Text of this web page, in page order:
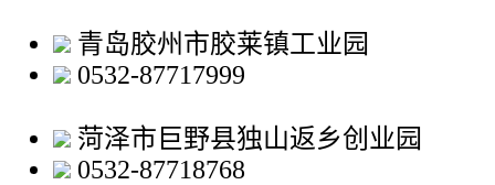
青岛胶州市胶莱镇工业园
0532-87717999
菏泽市巨野县独山返乡创业园
0532-87718768